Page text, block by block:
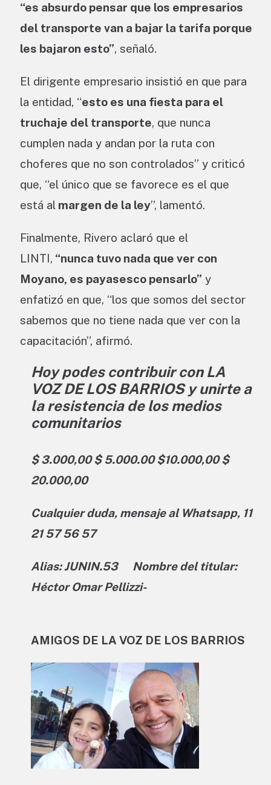
“es absurdo pensar que los empresarios
del transporte van a bajar la tarifa porque
les bajaron esto”, señaló.
El dirigente empresario insistió en que para
la entidad, “esto es una fiesta para el
truchaje del transporte, que nunca
cumplen nada y andan por la ruta con
choferes que no son controlados” y criticó
que, “el único que se favorece es el que
está al margen de la ley”, lamentó.
Finalmente, Rivero aclaró que el
LINTI, “nunca tuvo nada que ver con
Moyano, es payasesco pensarlo” y
enfatizó en que, “los que somos del sector
sabemos que no tiene nada que ver con la
capacitación”, afirmó.
Hoy podes contribuir con LA
VOZ DE LOS BARRIOS y unirte a
la resistencia de los medios
comunitarios
$ 3.000,00 $ 5.000.00 $10.000,00 $
20.000,00
Cualquier duda, mensaje al Whatsapp, 11
21 57 56 57
Alias: JUNIN.53 Nombre del titular:
Héctor Omar Pellizzi-
AMIGOS DE LA VOZ DE LOS BARRIOS